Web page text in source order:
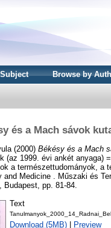
Browse by
és a Mach sávok
(2000) Békésy és a Mach
(az 1999. évi ankét anyaga)
a természettudományok, a
and Medicine . Műszaki és
Budapest, pp. 81-84.
Text
Download (5MB) Preview